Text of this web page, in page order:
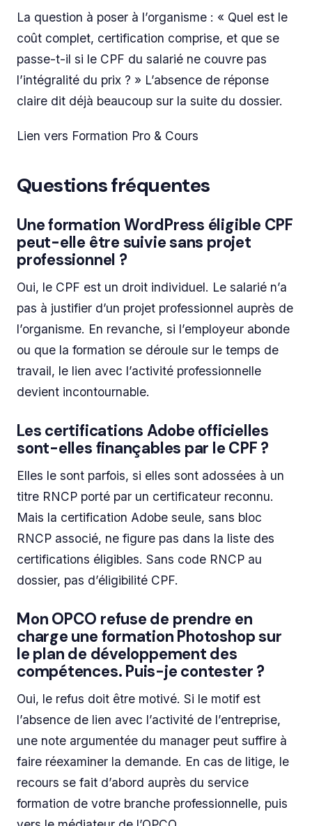
La question à poser à l’organisme : « Quel est le
coût complet, certification comprise, et que se
passe-t-il si le CPF du salarié ne couvre pas
l’intégralité du prix ? » L’absence de réponse
claire dit déjà beaucoup sur la suite du dossier.
Lien vers Formation Pro & Cours
Questions fréquentes
Une formation WordPress éligible CPF
peut-elle être suivie sans projet
professionnel ?
Oui, le CPF est un droit individuel. Le salarié n’a
pas à justifier d’un projet professionnel auprès de
l’organisme. En revanche, si l’employeur abonde
ou que la formation se déroule sur le temps de
travail, le lien avec l’activité professionnelle
devient incontournable.
Les certifications Adobe officielles
sont-elles finançables par le CPF ?
Elles le sont parfois, si elles sont adossées à un
titre RNCP porté par un certificateur reconnu.
Mais la certification Adobe seule, sans bloc
RNCP associé, ne figure pas dans la liste des
certifications éligibles. Sans code RNCP au
dossier, pas d’éligibilité CPF.
Mon OPCO refuse de prendre en
charge une formation Photoshop sur
le plan de développement des
compétences. Puis-je contester ?
Oui, le refus doit être motivé. Si le motif est
l’absence de lien avec l’activité de l’entreprise,
une note argumentée du manager peut suffire à
faire réexaminer la demande. En cas de litige, le
recours se fait d’abord auprès du service
formation de votre branche professionnelle, puis